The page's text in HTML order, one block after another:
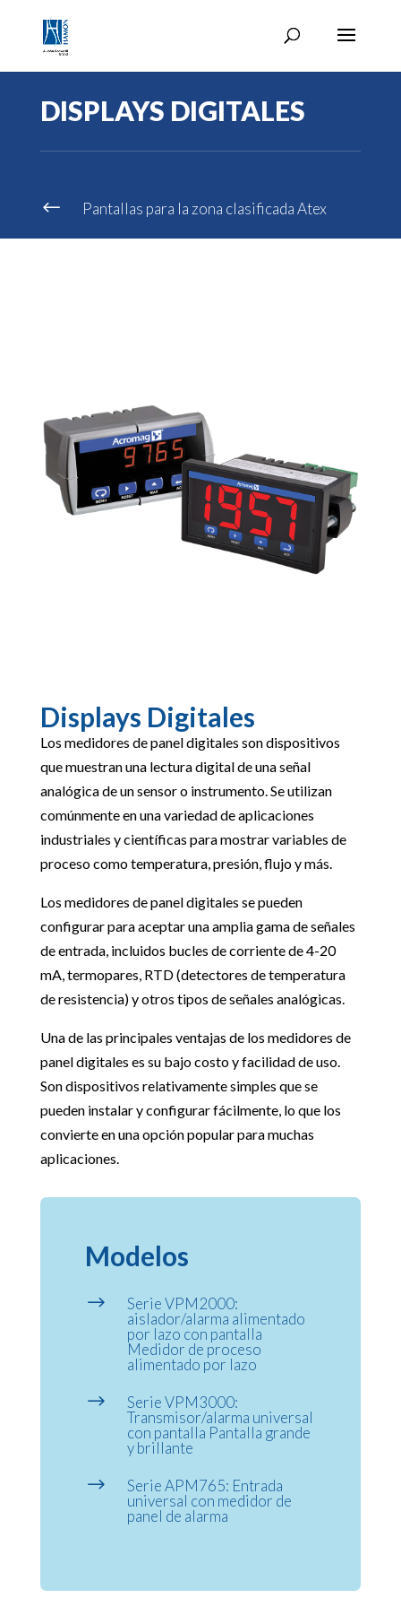
DISPLAYS DIGITALES
# Pantallas para la zona clasificada Atex
Displays Digitales
Los medidores de panel digitales son dispositivos
que muestran una lectura digital de una señal
analógica de un sensor o instrumento. Se utilizan
comúnmente en una variedad de aplicaciones
industriales y científicas para mostrar variables de
proceso como temperatura, presión, flujo y más.
Los medidores de panel digitales se pueden
configurar para aceptar una amplia gama de señales
de entrada, incluidos bucles de corriente de 4-20
mA, termopares, RTD (detectores de temperatura
de resistencia) y otros tipos de señales analógicas.
Una de las principales ventajas de los medidores de
panel digitales es su bajo costo y facilidad de uso.
Son dispositivos relativamente simples que se
pueden instalar y configurar fácilmente, lo que los
convierte en una opción popular para muchas
aplicaciones.
Modelos
$
Serie VPM2000:
aislador/alarma alimentado
por lazo con pantalla
Medidor de proceso
alimentado por lazo
$
Serie VPM3000:
Transmisor/alarma universal
con pantalla Pantalla grande
y brillante
$
Serie APM765: Entrada
universal con medidor de
panel de alarma